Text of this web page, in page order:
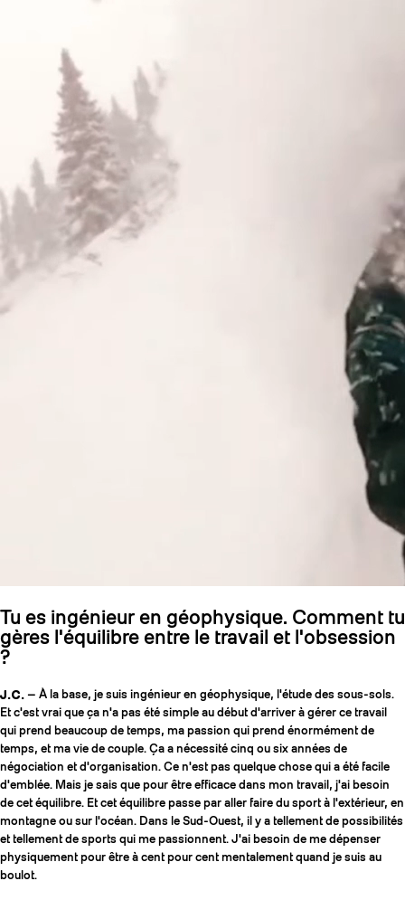
Tu es ingénieur en géophysique. Comment tu
gères l'équilibre entre le travail et l'obsession
?
J.C. — À la base, je suis ingénieur en géophysique, l'étude des sous-sols.
Et c'est vrai que ça n'a pas été simple au début d'arriver à gérer ce travail
qui prend beaucoup de temps, ma passion qui prend énormément de
temps, et ma vie de couple. Ça a nécessité cinq ou six années de
négociation et d'organisation. Ce n'est pas quelque chose qui a été facile
d'emblée. Mais je sais que pour être efficace dans mon travail, j'ai besoin
de cet équilibre. Et cet équilibre passe par aller faire du sport à l'extérieur, en
montagne ou sur l'océan. Dans le Sud-Ouest, il y a tellement de possibilités
et tellement de sports qui me passionnent. J'ai besoin de me dépenser
physiquement pour être à cent pour cent mentalement quand je suis au
boulot.